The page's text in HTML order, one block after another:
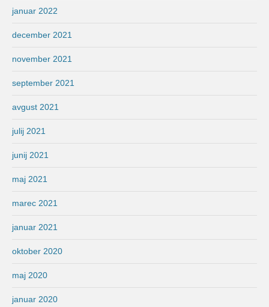
januar 2022
december 2021
november 2021
september 2021
avgust 2021
julij 2021
junij 2021
maj 2021
marec 2021
januar 2021
oktober 2020
maj 2020
januar 2020